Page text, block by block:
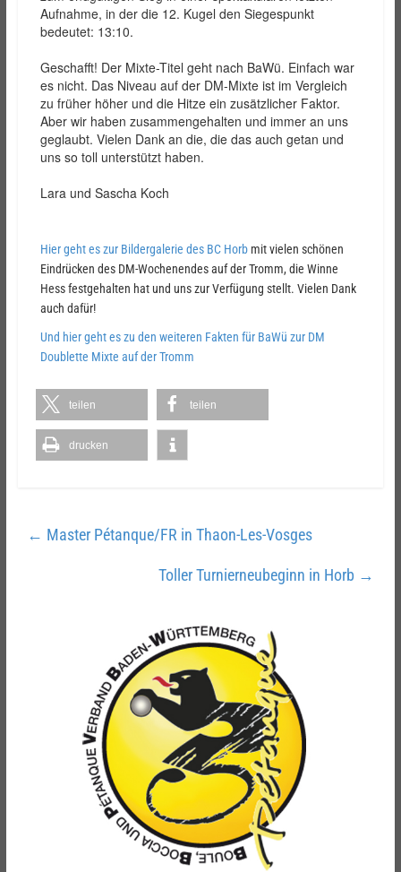
Aufnahme, in der die 12. Kugel den Siegespunkt
bedeutet: 13:10.
Geschafft! Der Mixte-Titel geht nach BaWü. Einfach war
es nicht. Das Niveau auf der DM-Mixte ist im Vergleich
zu früher höher und die Hitze ein zusätzlicher Faktor.
Aber wir haben zusammengehalten und immer an uns
geglaubt. Vielen Dank an die, die das auch getan und
uns so toll unterstützt haben.
Lara und Sascha Koch
Hier geht es zur Bildergalerie des BC Horb mit vielen schönen
Eindrücken des DM-Wochenendes auf der Tromm, die Winne
Hess festgehalten hat und uns zur Verfügung stellt. Vielen Dank
auch dafür!
Und hier geht es zu den weiteren Fakten für BaWü zur DM
Doublette Mixte auf der Tromm
teilen teilen
drucken
← Master Pétanque/FR in Thaon-Les-Vosges
Toller Turnierneubeginn in Horb →